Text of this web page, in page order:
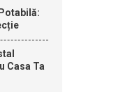
Casa Ta